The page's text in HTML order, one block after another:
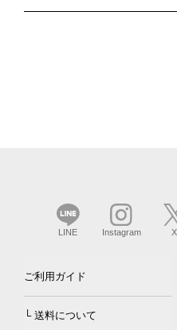
LINE Instagram X
ご利用ガイド
└ 送料について